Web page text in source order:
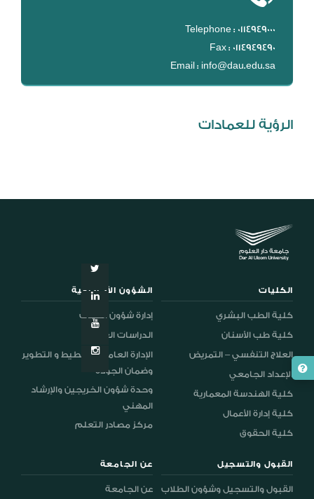
DL
نظام التقييم السنوي
MYAES
Telephone : 0114949000
Fax : 0114949490
Email : info@dau.edu.sa
الرؤية للعمادات
الكليات
كلية الطب البشري
كلية طب الأسنان
العلاج التنفسي – التمريض
الإعداد الجامعي
كلية الهندسة المعمارية
كلية إدارة الأعمال
كلية الحقوق
الشؤون الأكاديمية
إدارة شؤون الطلاب
الدراسات العليا
الإدارة العامة للتخطيط و التطوير
وضمان الجودة
وحدة شؤون الخريجين والإرشاد
المهني
مركز مصادر التعلم
القبول والتسجيل
القبول والتسجيل وشؤون الطلاب
عن الجامعة
عن الجامعة